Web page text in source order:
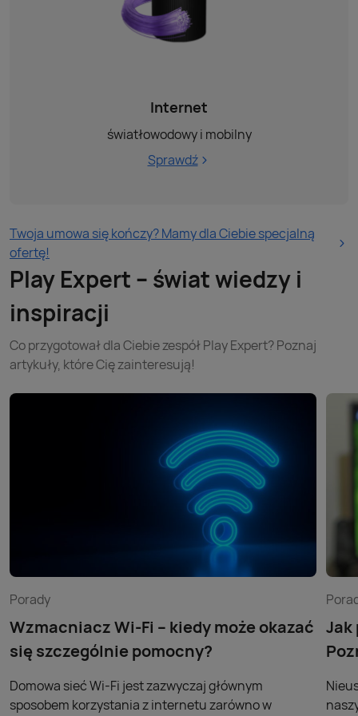
Internet
światłowodowy i mobilny
Sprawdź
Twoja umowa się kończy? Mamy dla Ciebie specjalną
ofertę!
Play Expert – świat wiedzy i
inspiracji
Co przygotował dla Ciebie zespół Play Expert? Poznaj
artykuły, które Cię zainteresują!
Porady
Wzmacniacz Wi-Fi – kiedy może okazać
się szczególnie pomocny?
Domowa sieć Wi-Fi jest zazwyczaj głównym
sposobem korzystania z internetu zarówno w
Jak